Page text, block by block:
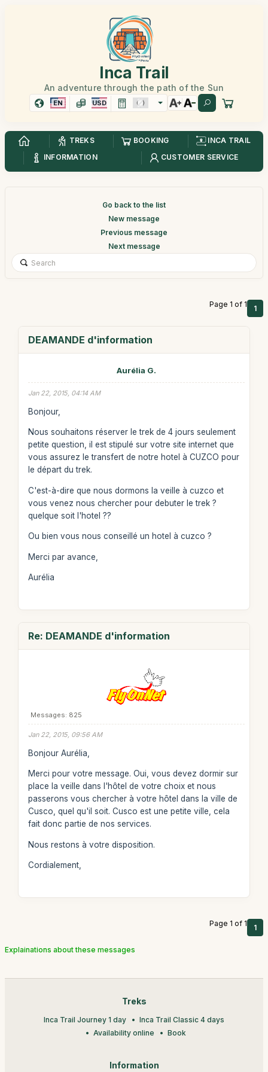
Inca Trail
An adventure through the path of the Sun
EN USD
TREKS BOOKING
INCA TRAIL
INFORMATION
CUSTOMER SERVICE
Go back to the list
New message
Previous message
Next message
Page 1 of 1 1
DEAMANDE d'information
Aurélia G.
Jan 22, 2015, 04:14 AM
Bonjour,
Nous souhaitons réserver le trek de 4 jours seulement
petite question, il est stipulé sur votre site internet que
vous assurez le transfert de notre hotel à CUZCO pour
le départ du trek.
C'est-à-dire que nous dormons la veille à cuzco et
vous venez nous chercher pour debuter le trek ?
quelque soit l'hotel ??
Ou bien vous nous conseillé un hotel à cuzco ?
Merci par avance,
Aurélia
Re: DEAMANDE d'information
Messages: 825
Jan 22, 2015, 09:56 AM
Bonjour Aurélia,
Merci pour votre message. Oui, vous devez dormir sur
place la veille dans l'hôtel de votre choix et nous
passerons vous chercher à votre hôtel dans la ville de
Cusco, quel qu'il soit. Cusco est une petite ville, cela
fait donc partie de nos services.
Nous restons à votre disposition.
Cordialement,
Page 1 of 1 1
Explainations about these messages
Treks
Inca Trail Journey 1 day
Inca Trail Classic 4 days
Availability online
Book
Information